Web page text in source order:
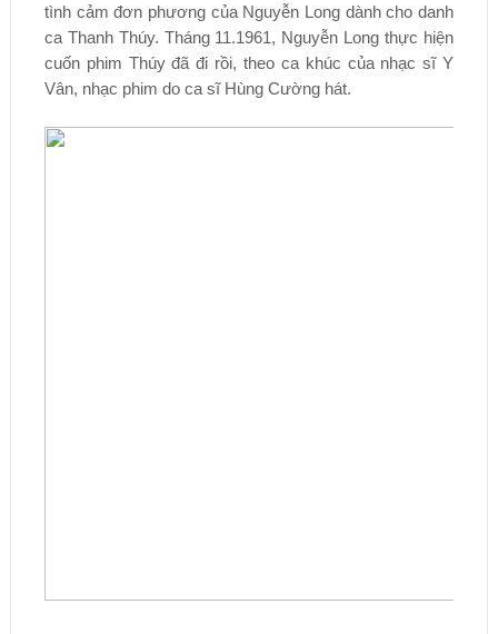
tình cảm đơn phương của Nguyễn Long dành cho danh
ca Thanh Thúy. Tháng 11.1961, Nguyễn Long thực hiện
cuốn phim Thúy đã đi rồi, theo ca khúc của nhạc sĩ Y
Vân, nhạc phim do ca sĩ Hùng Cường hát.